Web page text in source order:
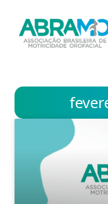
conteúdo